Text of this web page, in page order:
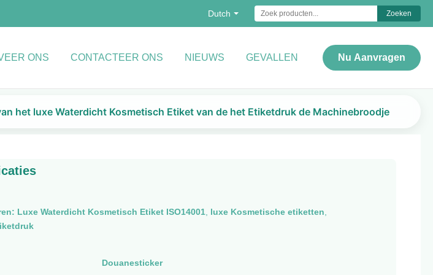
Dutch Zoeken
ONS CONTACTEER ONS NIEUWS GEVALLEN Nu Aanvragen
het luxe Waterdicht Kosmetisch Etiket van de het Etiketdruk de Machinebroodje
Luxe Waterdicht Kosmetisch Etiket ISO14001, luxe Kosmetische etiketten
Douanesticker